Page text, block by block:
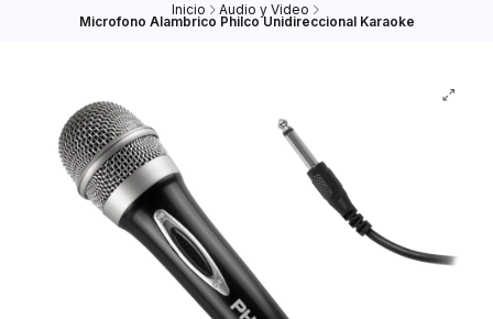
Inicio Audio y Video
Microfono Alambrico Philco Unidireccional Karaoke